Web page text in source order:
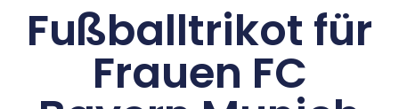
Fußballtrikot für
Frauen FC